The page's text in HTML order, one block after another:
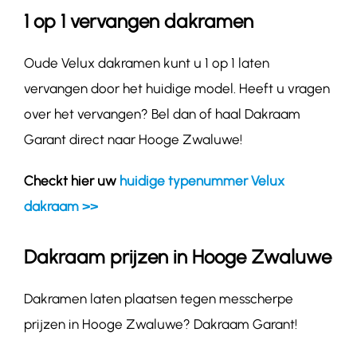
1 op 1 vervangen dakramen
Oude Velux dakramen kunt u 1 op 1 laten
vervangen door het huidige model. Heeft u vragen
over het vervangen? Bel dan of haal Dakraam
Garant direct naar Hooge Zwaluwe!
Checkt hier uw huidige typenummer Velux
dakraam >>
Dakraam prijzen in Hooge Zwaluwe
Dakramen laten plaatsen tegen messcherpe
prijzen in Hooge Zwaluwe? Dakraam Garant!